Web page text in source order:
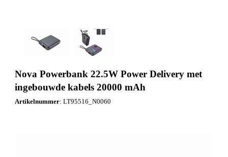
Kerstpakketten
TOP 50
Nova Powerbank 22.5W Power Delivery met
ingebouwde kabels 20000 mAh
Artikelnummer: LT95516_N0060